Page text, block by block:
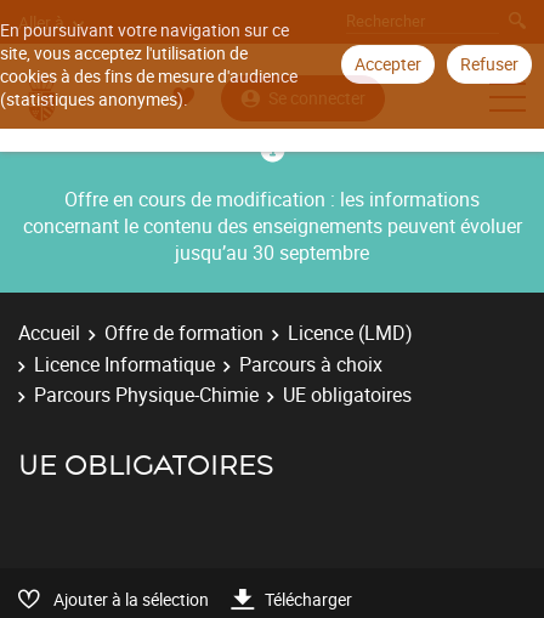
En poursuivant votre navigation sur ce
site, vous acceptez l'utilisation de
cookies à des fins de mesure d'audience
(statistiques anonymes).
Accepter Refuser
Aller à
Se connecter
Offre en cours de modification : les informations
concernant le contenu des enseignements peuvent évoluer
jusqu’au 30 septembre
Accueil Offre de formation
Licence (LMD)
Licence Informatique
Parcours à choix
Parcours Physique-Chimie
UE obligatoires
UE OBLIGATOIRES
Ajouter à la sélection Télécharger